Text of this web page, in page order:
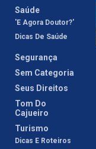
Saúde
'E Agora Doutor?'
Dicas De Saúde
Segurança
Sem Categoria
Seus Direitos
Tom Do
Cajueiro
Turismo
Dicas E Roteiros